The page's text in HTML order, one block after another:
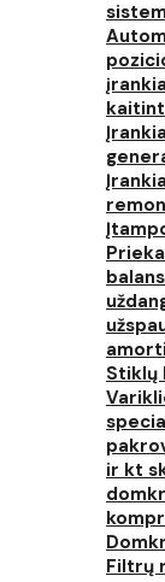
Stiklų
ir kt
Filtrų